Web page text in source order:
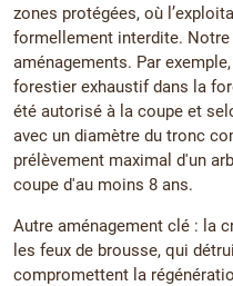
zones protégées, où
formellement interdite.
aménagements. Par
forestier exhaustif dans la
été autorisé à la coupe et
avec un diamètre du tronc
prélèvement maximal d'un
coupe d'au moins 8 ans.
Autre aménagement clé : la
les feux de brousse, qui
compromettent la